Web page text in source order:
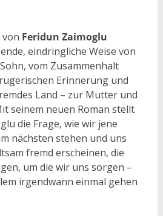
von Feridun Zaimoglu
eindringliche Weise von
vom Zusammenhalt
Erinnerung und
Land – zur Mutter und
seinem neuen Roman stellt
die Frage, wie wir jene
nächsten stehen und uns
fremd erscheinen, die
um die wir uns sorgen –
irgendwann einmal gehen